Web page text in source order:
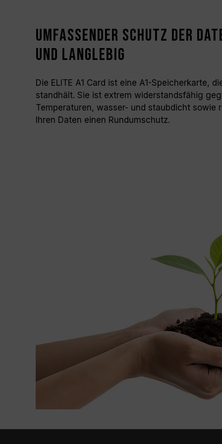
Umfassender Schutz der
und langlebig
Die ELITE A1 Card ist eine A1-Speicherkarte,
standhält. Sie ist extrem widerstandsfähig
Temperaturen, wasser- und staubdicht sowie
Ihren Daten einen Rundumschutz.